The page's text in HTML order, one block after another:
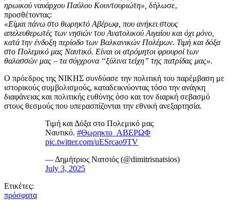
ηρωικού ναυάρχου Παύλου Κουντουριώτη», δήλωσε,
προσθέτοντας:
«Είμαι πάνω στο θωρηκτό Αβέρωφ, που ανήκει στους
απελευθερωτές των νησιών του Ανατολικού Αιγαίου και όχι μόνο,
κατά την ένδοξη περίοδο των Βαλκανικών Πολέμων. Τιμή και δόξα
στο Πολεμικό μας Ναυτικό. Είναι οι ατρόμητοι φρουροί των
θαλασσών μας – τα σύγχρονα “ξύλινα τείχη” της πατρίδας μας».
Ο πρόεδρος της ΝΙΚΗΣ συνδύασε την πολιτική του παρέμβαση με
ιστορικούς συμβολισμούς, καταδεικνύοντας τόσο την ανάγκη
διαφάνειας και πολιτικής ευθύνης όσο και τον διαρκή σεβασμό
στους θεσμούς που υπερασπίζονται την εθνική ανεξαρτησία.
Τιμή και Δόξα στο Πολεμικό μας
Ναυτικό. #Θωρηκτο_ΑΒΕΡΩΦ
pic.twitter.com/uESrcao9TV
— Δημήτριος Νατσιός (@dimitrisnatsios)
July 3, 2025
Ετικέτες:
πρόσφατα